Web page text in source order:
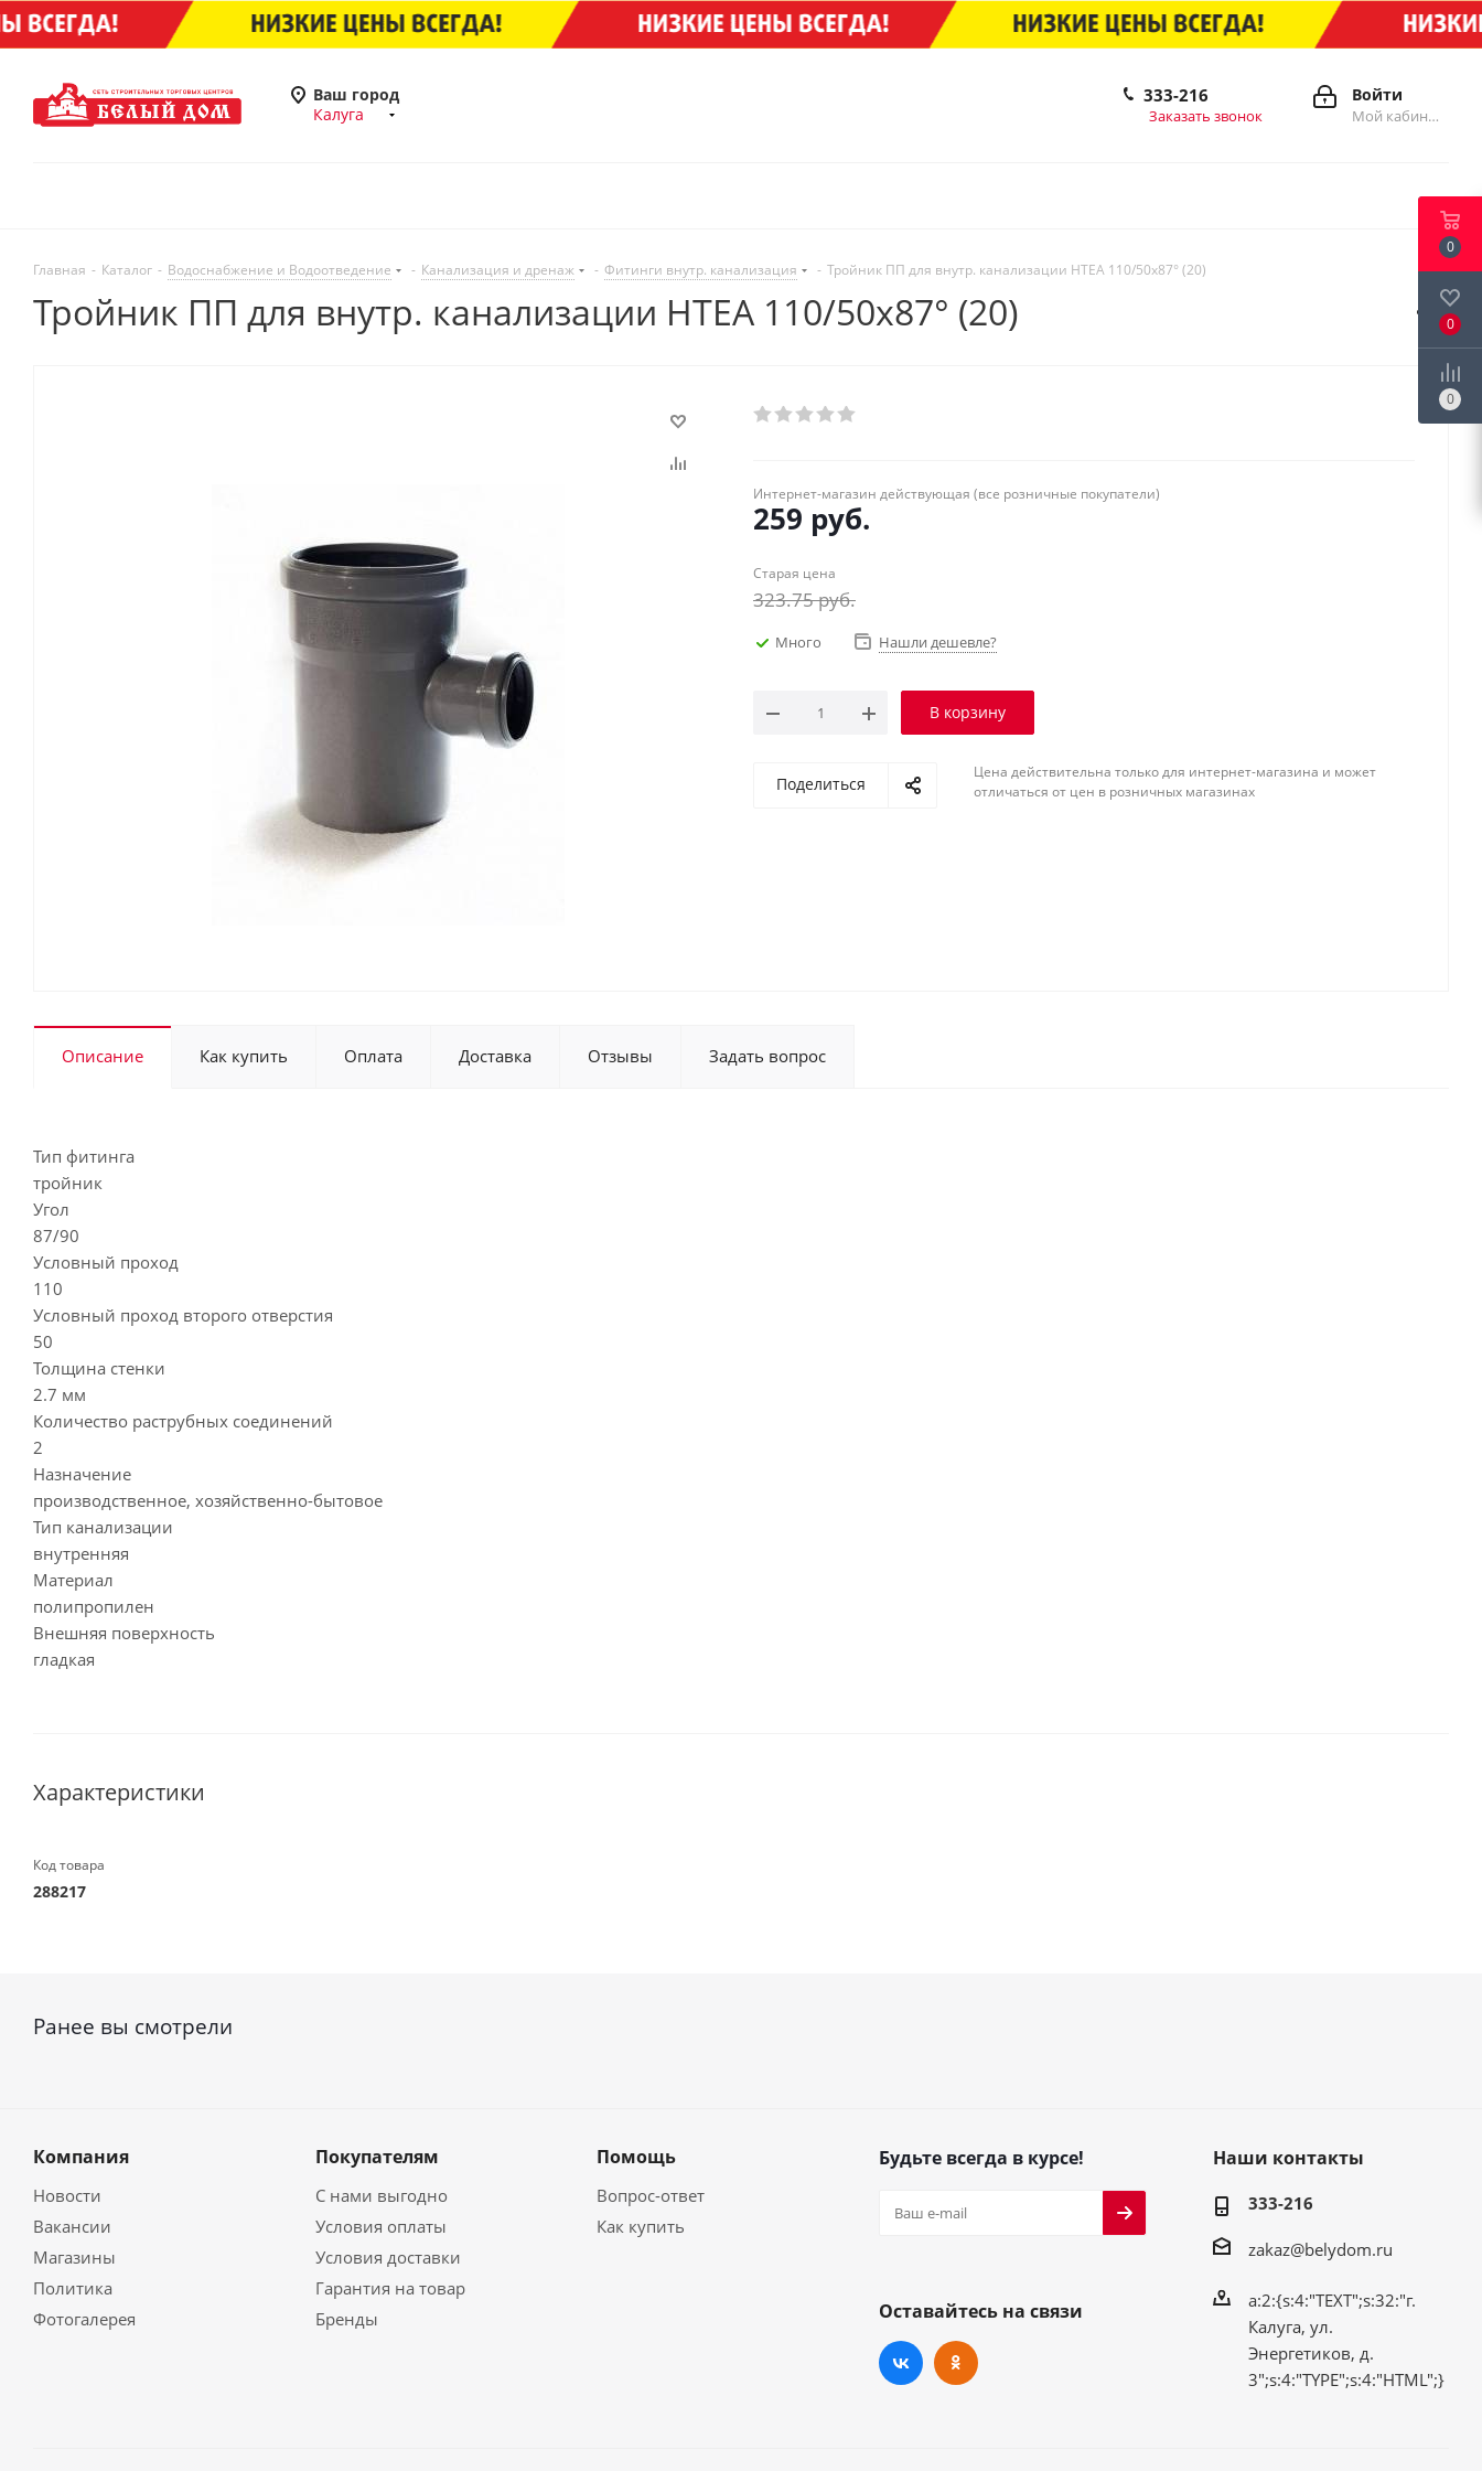
Ваш город
Калуга
Войти
Мой кабинет
333-216
Заказать звонок
Главная - Каталог - Водоснабжение и Водоотведение - Канализация и дренаж - Фитинги внутр. канализация - Тройник ПП для внутр. канализации HTEA 110/50х87° (20)
Тройник ПП для внутр. канализации HTEA 110/50х87° (20)
Интернет-магазин действующая (все розничные покупатели)
259 руб.
Старая цена
323.75руб.
Много Нашли дешевле?
В корзину
Поделиться
Цена действительна только для интернет-магазина и может
отличаться от цен в розничных магазинах
Описание Как купить Оплата Доставка Отзывы Задать вопрос
Тип фитинга
тройник
Угол
87/90
Условный проход
110
Условный проход второго отверстия
50
Толщина стенки
2.7 мм
Количество раструбных соединений
2
Назначение
производственное, хозяйственно-бытовое
Тип канализации
внутренняя
Материал
полипропилен
Внешняя поверхность
гладкая
Характеристики
Код товара
288217
Ранее вы смотрели
Компания
Новости
Вакансии
Магазины
Политика
Фотогалерея
Покупателям
С нами выгодно
Условия оплаты
Условия доставки
Гарантия на товар
Бренды
Помощь
Вопрос-ответ
Как купить
Будьте всегда в курсе!
Оставайтесь на связи
Наши контакты
333-216
zakaz@belydom.ru
a:2:{s:4:"TEXT";s:32:"г.
Калуга, ул.
Энергетиков, д.
3";s:4:"TYPE";s:4:"HTML";}
0
0
0